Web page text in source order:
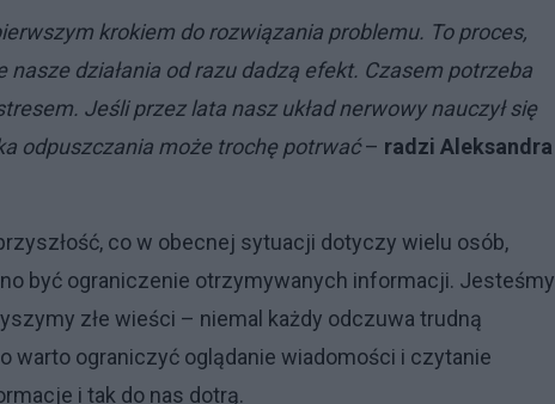
krokiem do rozwiązania problemu. To proces,
działania od razu dadzą efekt. Czasem potrzeba
Jeśli przez lata nasz układ nerwowy nauczył się
odpuszczania może trochę potrwać– radzi Aleksandra
co w obecnej sytuacji dotyczy wielu osób,
być ograniczenie otrzymywanych informacji. Jesteśmy
złe wieści – niemal każdy odczuwa trudną
warto ograniczyć oglądanie wiadomości i czytanie
i tak do nas dotrą.